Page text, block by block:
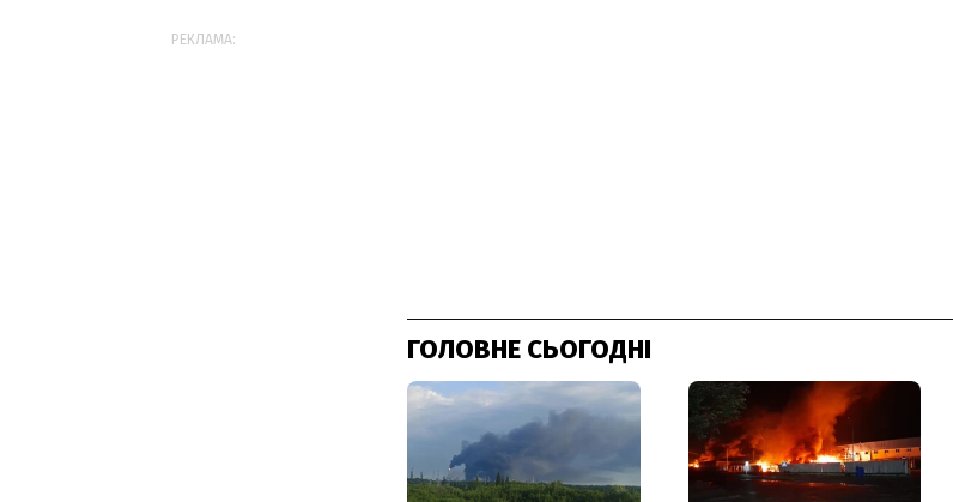
ГОЛОВНЕ СЬОГОДНІ
РЕКЛАМА: